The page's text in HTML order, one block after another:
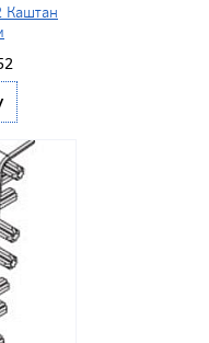
Каштан